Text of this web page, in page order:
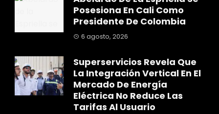
Posesiona En Cali Como
Presidente De Colombia
6 agosto, 2026
Superservicios Revela Que
La Integración Vertical En El
Mercado De Energía
Eléctrica No Reduce Las
Tarifas Al Usuario